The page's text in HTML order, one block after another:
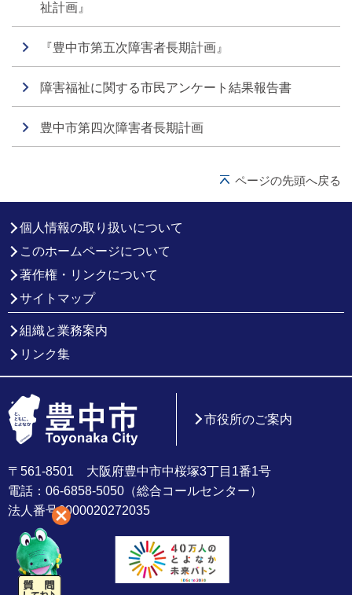
祉計画』
『豊中市第五次障害者長期計画』
障害福祉に関する市民アンケート結果報告書
豊中市第四次障害者長期計画
ページの先頭へ戻る
個人情報の取り扱いについて
このホームページについて
著作権・リンクについて
サイトマップ
組織と業務案内
リンク集
〒561-8501 大阪府豊中市中桜塚3丁目1番1号
電話：06-6858-5050（総合コールセンター）
法人番号6000020272035
市役所のご案内